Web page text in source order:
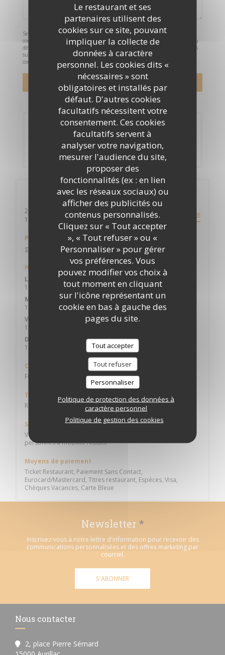
Le restaurant et ses
partenaires utilisent des
cookies sur ce site, pouvant
impliquer la collecte de
données à caractère
personnel. Les cookies dits «
nécessaires » sont
obligatoires et installés par
défaut. D'autres cookies
facultatifs nécessitent votre
consentement. Ces cookies
facultatifs servent à
analyser votre navigation,
mesurer l'audience du site,
proposer des
fonctionnalités (ex : en lien
avec les réseaux sociaux) ou
afficher des publicités ou
contenus personnalisés.
Cliquez sur « Tout accepter
», « Tout refuser » ou «
Personnaliser » pour gérer
vos préférences. Vous
pouvez modifier vos choix à
tout moment en cliquant
sur l'icône représentant un
cookie en bas à gauche des
pages du site.
Tout accepter
Tout refuser
Personnaliser
Politique de protection des données à
caractère personnel
Politique de gestion des cookies
Selon l'article L.223-2 du code de la consommation, il est rappelé que le
consommateur peut user de son droit à s'inscrire sur la liste d'opposition au
démarchage téléphonique Bloctel :
. Pour plus d'informations
sur le traitement de vos données, consultez notrepolitique de
confidentialité
.
Réservation
RÉSERVER
Infos pratiques
2, place Pierre Sémard
15000 Aurillac ((ouvre une nouvelle fenêtre)) ITINÉRAIRE
Parking
gare
Horaires
Lundi
12h00 - 14h00 • 19h00 - 22h00
Mar
12h00 - 14h30 • 19h00 - 22h00
Ven
12h00 - 14h30
Dimanche
12h00 - 14h00
Cuisine
Française Traditionnelle, Alsacienne
Type de restaurant
Restaurant Traditionnel, Grande Brasserie, Brasserie
Services
Vente à emporter, Terrasse, Parking, Accès Wifi, Accès aux
personnes à mobilité réduite
Moyens de paiement
Ticket Restaurant, Paiement Sans Contact,
Eurocard/Mastercard, Titres restaurant, Espèces, Visa,
Chèques Vacances, Carte Bleue
Newsletter *
Inscrivez-vous à notre lettre d'information pour recevoir des
communications personnalisées et des offres marketing par
courriel.
S'ABONNER
Nous contacter
2, place Pierre Sémard